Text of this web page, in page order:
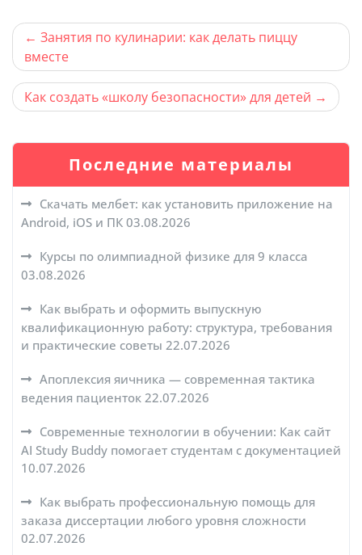
Навигация
по
записям
Занятия по кулинарии: как делать пиццу
вместе
Как создать «школу безопасности» для детей
Последние материалы
Скачать мелбет: как установить приложение на
Android, iOS и ПК 03.08.2026
Курсы по олимпиадной физике для 9 класса
03.08.2026
Как выбрать и оформить выпускную
квалификационную работу: структура, требования
и практические советы 22.07.2026
Апоплексия яичника — современная тактика
ведения пациенток 22.07.2026
Современные технологии в обучении: Как сайт
AI Study Buddy помогает студентам с документацией
10.07.2026
Как выбрать профессиональную помощь для
заказа диссертации любого уровня сложности
02.07.2026